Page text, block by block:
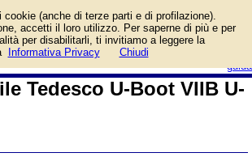
guida
Sommergibile Tedesco U-
Boot VIIB U-48 e prezzo
Tedesco U-Boot VIIB U-
(anche di terze parti e di profilazione).
accetti il loro utilizzo. Per saperne di più e per
per disabilitarli, ti invitiamo a leggere la
Informativa Privacy Chiudi